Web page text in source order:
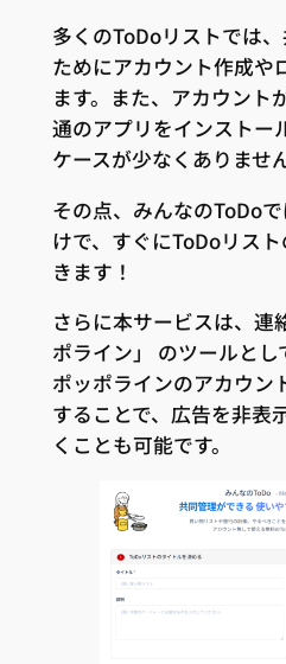
多くのToDoリストでは
ためにアカウント作成や
ます。また、アカウント
通のアプリをインストー
ケースが少なくありません
その点、みんなのToDo
けで、すぐにToDoリス
きます！
さらに本サービスは、連
ポライン」 のツールとし
ポッポラインのアカウン
することで、広告を非表
くことも可能です。